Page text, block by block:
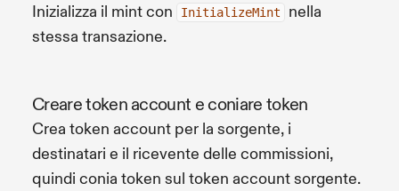
Inizializza il mint con InitializeMint
nella
stessa transazione.
Creare token account e coniare token
Crea token account per la sorgente, i
destinatari e il ricevente delle commissioni,
quindi conia token sul token account sorgente.